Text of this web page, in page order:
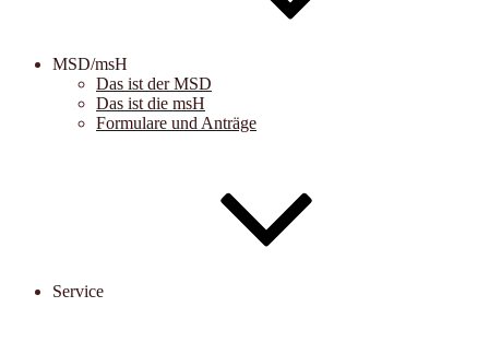
MSD/msH
Das ist der MSD
Das ist die msH
Formulare und Anträge
Service